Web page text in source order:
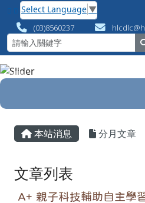
跳至主內容區
花蓮縣數位專案辦
Select Language ▼
(03)8560237
導覽列
主內容區域
本站消息 分月文章
文章列表
A+ 親子科技輔助自主學